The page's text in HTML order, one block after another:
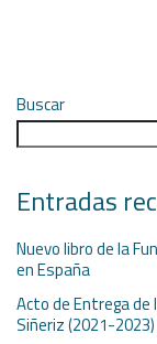
Buscar
Entradas
Nuevo libro de la
en España
Acto de Entrega de
Siñeriz (2021-2023)